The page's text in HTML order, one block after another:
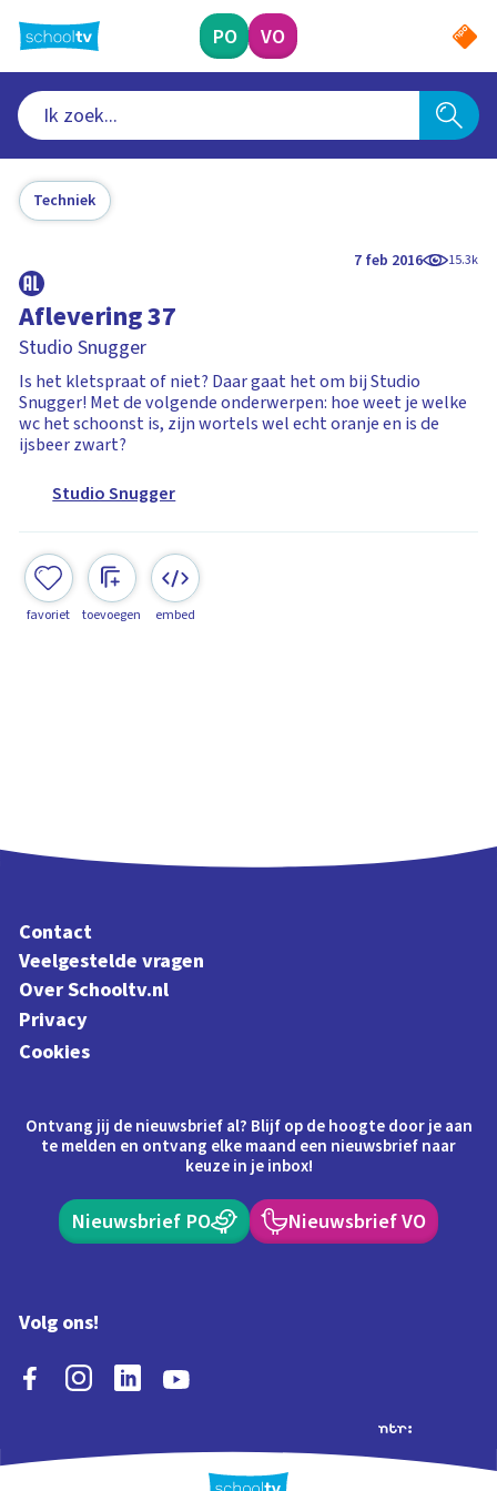
naar
hoofdinhoud
PO VO
Techniek
7 feb 2016 15.3k
Aflevering 37
Studio Snugger
Is het kletspraat of niet? Daar gaat het om bij Studio
Snugger! Met de volgende onderwerpen: hoe weet je welke
wc het schoonst is, zijn wortels wel echt oranje en is de
ijsbeer zwart?
Studio Snugger
favoriet toevoegen embed
Contact
Veelgestelde vragen
Over Schooltv.nl
Privacy
Cookies
Ontvang jij de nieuwsbrief al? Blijf op de hoogte door je aan
te melden en ontvang elke maand een nieuwsbrief naar
keuze in je inbox!
Nieuwsbrief PO Nieuwsbrief VO
Volg ons!